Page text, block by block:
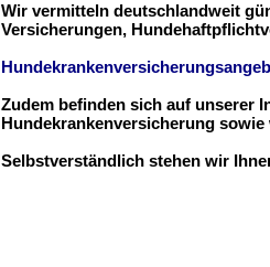
Wir vermitteln deutschlandweit
Versicherungen,
Zudem befinden sich auf unserer
Hundekrankenversicherung
Selbstverständlich stehen wir